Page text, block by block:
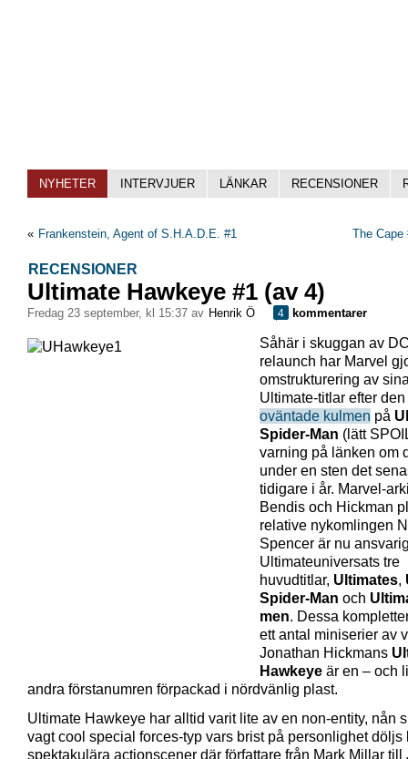
NYHETER INTERVJUER LÄNKAR RECENSIONER
« Frankenstein, Agent of S.H.A.D.E. #1 The Cape
RECENSIONER
Ultimate Hawkeye #1 (av 4)
fredag 23 september, kl 15:37 av Henrik Ö 4 kommentarer
Såhär i skuggan av
relaunch har Marvel
omstrukturering av
Ultimate-titlar efter den
oväntade kulmen på
Spider-Man (lätt
varning på länken om
under en sten det
tidigare i år. Marvel-
Bendis och Hickman
relative nykomlingen
Spencer är nu
Ultimateuniversats tre
huvudtitlar, Ultimates,
Spider-Man och
men. Dessa
ett antal miniserier av
Jonathan Hickmans
Hawkeye är en – och
andra förstanumren förpackad i nördvänlig plast.
Ultimate Hawkeye har alltid varit lite av en non-entity, nån
vagt cool special forces-typ vars brist på personlighet döljs
spektakulära actionscener där författare från Mark Millar till